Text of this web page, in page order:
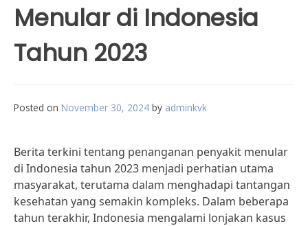
Menular di Indonesia
Tahun 2023
Posted on November 30, 2024 by adminkvk
Berita terkini tentang penanganan penyakit menular
di Indonesia tahun 2023 menjadi perhatian utama
masyarakat, terutama dalam menghadapi tantangan
kesehatan yang semakin kompleks. Dalam beberapa
tahun terakhir, Indonesia mengalami lonjakan kasus